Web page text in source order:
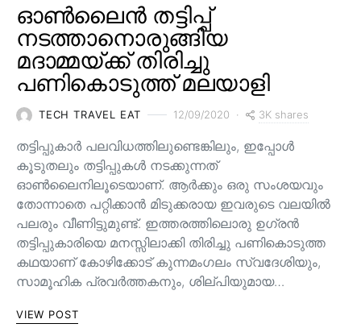
ഓൺലൈൻ തട്ടിപ്പ്
നടത്താനൊരുങ്ങിയ
മദാമ്മയ്ക്ക് തിരിച്ചു
പണികൊടുത്ത് മലയാളി
TECH TRAVEL EAT 12/09/2020 3K shares
തട്ടിപ്പുകാർ പലവിധത്തിലുണ്ടെങ്കിലും, ഇപ്പോൾ
കൂടുതലും തട്ടിപ്പുകൾ നടക്കുന്നത്
ഓൺലൈനിലൂടെയാണ്. ആർക്കും ഒരു സംശയവും
തോന്നാതെ പറ്റിക്കാൻ മിടുക്കരായ ഇവരുടെ വലയിൽ
പലരും വീണിട്ടുമുണ്ട്. ഇത്തരത്തിലൊരു ഉഗ്രൻ
തട്ടിപ്പുകാരിയെ മനസ്സിലാക്കി തിരിച്ചു പണികൊടുത്ത
കഥയാണ് കോഴിക്കോട് കുന്നമംഗലം സ്വദേശിയും,
സാമൂഹിക പ്രവർത്തകനും, ശില്പിയുമായ…
VIEW POST